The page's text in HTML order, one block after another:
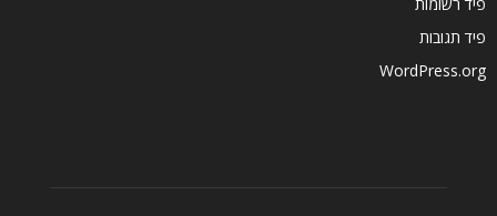
פיד תגובות
WordPress.org